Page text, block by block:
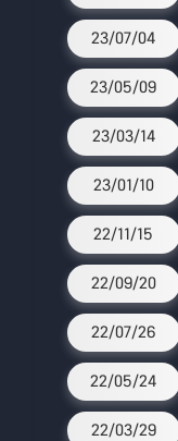
23/07/04
23/05/09
23/03/14
23/01/10
22/11/15
22/09/20
22/07/26
22/05/24
22/03/29